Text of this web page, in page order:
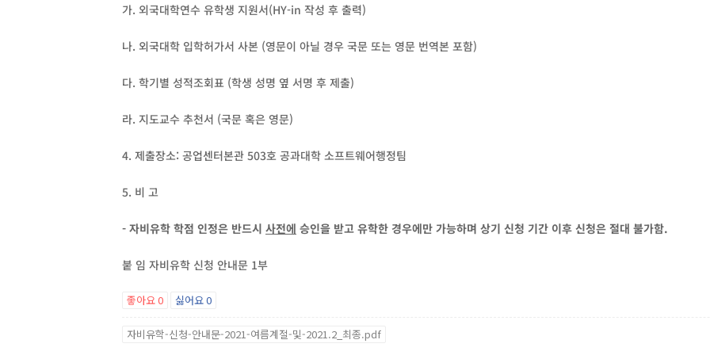
가. 외국대학연수 유학생 지원서(HY-in 작성 후 출력)
나. 외국대학 입학허가서 사본 (영문이 아닐 경우 국문 또는 영문 번역본 포함)
다. 학기별 성적조회표 (학생 성명 옆 서명 후 제출)
라. 지도교수 추천서 (국문 혹은 영문)
4. 제출장소: 공업센터본관 503호 공과대학 소프트웨어행정팀
5. 비 고
- 자비유학 학점 인정은 반드시 사전에 승인을 받고 유학한 경우에만 가능하며 상기 신청 기간 이후 신청은 절대 불가함.
붙 임 자비유학 신청 안내문 1부
좋아요0 싫어요0
자비유학-신청-안내문-2021-여름계절-및-2021.2_최종.pdf